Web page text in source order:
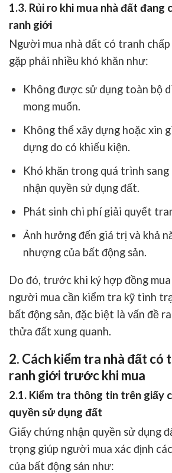
1.3. Rủi ro khi mua nhà đất đang
ranh giới
Người mua nhà đất có tranh
gặp phải nhiều khó khăn như:
Không được sử dụng toàn bộ
mong muốn.
Không thể xây dựng hoặc xin
dựng do có khiếu kiện.
Khó khăn trong quá trình
nhận quyền sử dụng đất.
Phát sinh chi phí giải quyết
Ảnh hưởng đến giá trị và khả
nhượng của bất động sản.
Do đó, trước khi ký hợp đồng
người mua cần kiểm tra kỹ tình
bất động sản, đặc biệt là vấn đề
thửa đất xung quanh.
2. Cách kiểm tra nhà đất có
ranh giới trước khi mua
2.1. Kiểm tra thông tin trên giấy
quyền sử dụng đất
Giấy chứng nhận quyền sử dụng
trọng giúp người mua xác định
của bất động sản như: